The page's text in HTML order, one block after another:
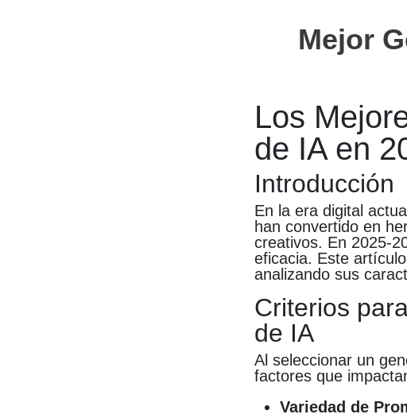
Mejor
Los
de IA en
Introducción
En la era digital
han convertido en
creativos. En 2025-
eficacia. Este
analizando sus
Criterios
de IA
Al seleccionar un
factores que
Variedad de